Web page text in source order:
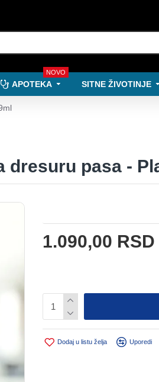
APOTEKA
NOVO
SITNE ŽIVOTINJE
dresuru pasa -
1.090,00 RSD
Dodaj u listu želja Uporedi